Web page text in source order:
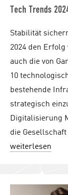
Tech Trends
Stabilität
2024 den
auch die von
10
bestehende
strategisch
Digitalisierung
die
weiterlesen